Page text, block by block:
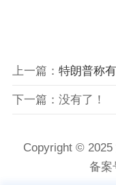
上一篇： 特朗普称
下一篇：没有了！
Copyright © 2025
备案